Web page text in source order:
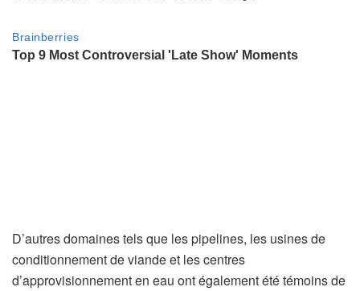
D’autres domaines tels que les pipelines, les usines de
conditionnement de viande et les centres
d’approvisionnement en eau ont également été témoins de